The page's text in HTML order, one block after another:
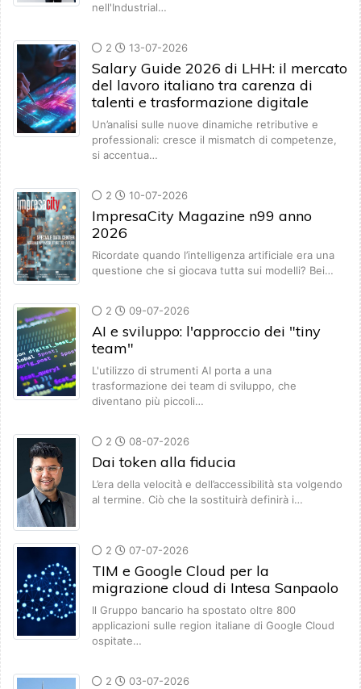
nell'Industrial…
2 13-07-2026
Salary Guide 2026 di LHH: il mercato
del lavoro italiano tra carenza di
talenti e trasformazione digitale
Un’analisi sulle nuove dinamiche retributive e
professionali: cresce il mismatch di competenze,
si accentua…
2 10-07-2026
ImpresaCity Magazine n99 anno
2026
Ricordate quando l’intelligenza artificiale era una
questione che si giocava tutta sui modelli? Bei…
2 09-07-2026
AI e sviluppo: l'approccio dei "tiny
team"
L'utilizzo di strumenti AI porta a una
trasformazione dei team di sviluppo, che
diventano più piccoli…
2 08-07-2026
Dai token alla fiducia
L’era della velocità e dell’accessibilità sta volgendo
al termine. Ciò che la sostituirà definirà i…
2 07-07-2026
TIM e Google Cloud per la
migrazione cloud di Intesa Sanpaolo
Il Gruppo bancario ha spostato oltre 800
applicazioni sulle region italiane di Google Cloud
ospitate…
2 03-07-2026